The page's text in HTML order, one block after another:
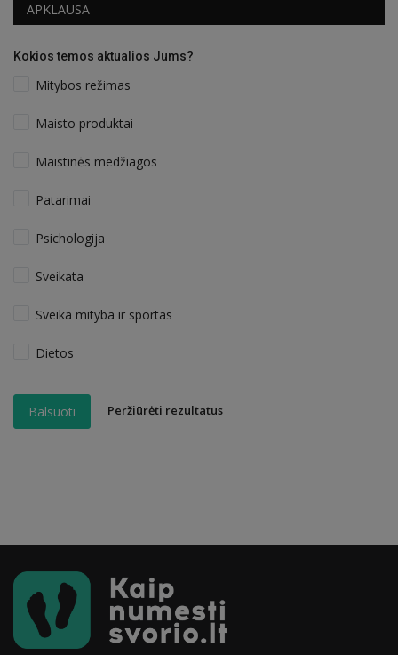
APKLAUSA
Kokios temos aktualios Jums?
Mitybos režimas
Maisto produktai
Maistinės medžiagos
Patarimai
Psichologija
Sveikata
Sveika mityba ir sportas
Dietos
Balsuoti Peržiūrėti rezultatus